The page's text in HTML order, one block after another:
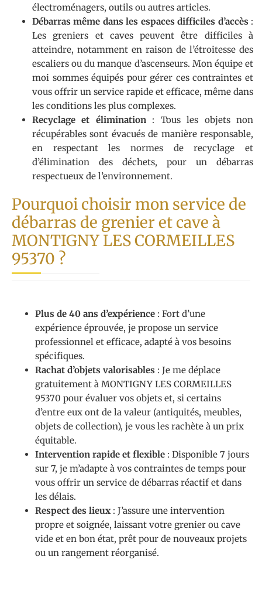
électroménagers, outils ou autres articles.
Débarras même dans les espaces difficiles d’accès:
Les greniers et caves peuvent être difficiles à
atteindre, notamment en raison de l’étroitesse des
escaliers ou du manque d’ascenseurs. Mon équipe et
moi sommes équipés pour gérer ces contraintes et
vous offrir un service rapide et efficace, même dans
les conditions les plus complexes.
Recyclage et élimination: Tous les objets non
récupérables sont évacués de manière responsable,
en respectant les normes de recyclage et
d’élimination des déchets, pour un débarras
respectueux de l’environnement.
Pourquoi choisir mon service de
débarras de grenier et cave à
MONTIGNY LES CORMEILLES
95370 ?
Plus de 40 ans d’expérience : Fort d’une
expérience éprouvée, je propose un service
professionnel et efficace, adapté à vos besoins
spécifiques.
Rachat d’objets valorisables : Je me déplace
gratuitement à MONTIGNY LES CORMEILLES
95370 pour évaluer vos objets et, si certains
d’entre eux ont de la valeur (antiquités, meubles,
objets de collection), je vous les rachète à un prix
équitable.
Intervention rapide et flexible : Disponible 7 jours
sur 7, je m’adapte à vos contraintes de temps pour
vous offrir un service de débarras réactif et dans
les délais.
Respect des lieux : J’assure une intervention
propre et soignée, laissant votre grenier ou cave
vide et en bon état, prêt pour de nouveaux projets
ou un rangement réorganisé.